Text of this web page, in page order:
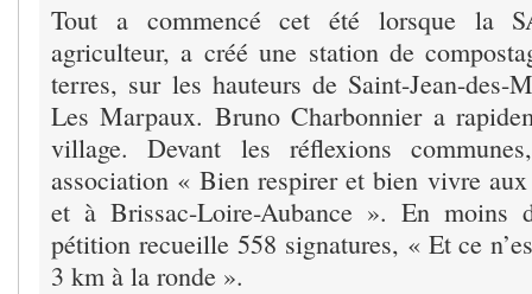
Tout a commencé cet été lorsque la
agriculteur, a créé une station de
terres, sur les hauteurs de Saint-Jean-des-
Les Marpaux. Bruno Charbonnier a
village. Devant les réflexions
association « Bien respirer et bien vivre
et à Brissac-Loire-Aubance ». En moins
pétition recueille 558 signatures, « Et ce
3 km à la ronde ».